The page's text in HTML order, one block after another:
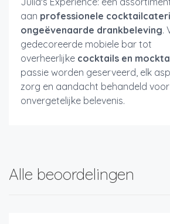
aan professionele
ongeëvenaarde drankbeleving.
gedecoreerde mobiele bar tot
overheerlijke cocktails en
passie worden geserveerd, elk
zorg en aandacht behandeld
onvergetelijke belevenis.
Alle beoordelingen